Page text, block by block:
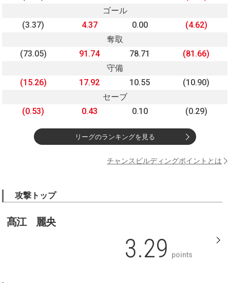
ゴール
(3.37)
4.37 0.00
(4.62)
奪取
(73.05)
91.74 78.71
(81.66)
守備
(15.26)
17.92 10.55
(10.90)
セーブ
(0.53)
0.43 0.10 (0.29)
リーグのランキングを見る
チャンスビルディングポイントとは
攻撃トップ
髙江 麗央
3.29 points